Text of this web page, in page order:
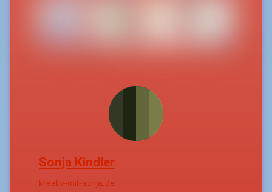
Sonja Kindler
kreativ-mit-sonja.de